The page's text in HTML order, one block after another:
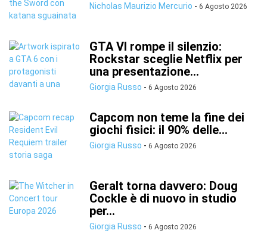
Nicholas Maurizio Mercurio - 6 Agosto 2026
GTA VI rompe il silenzio:
Rockstar sceglie Netflix per
una presentazione...
Giorgia Russo - 6 Agosto 2026
Capcom non teme la fine dei
giochi fisici: il 90% delle...
Giorgia Russo - 6 Agosto 2026
Geralt torna davvero: Doug
Cockle è di nuovo in studio
per...
Giorgia Russo - 6 Agosto 2026